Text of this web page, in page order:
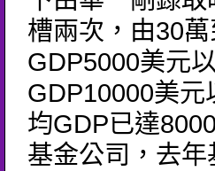
槽兩次，由30
GDP5000美元
GDP10000美
均GDP已達
基金公司，去